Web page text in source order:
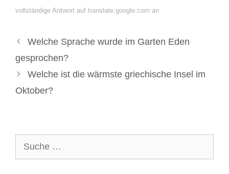
vollständige Antwort auf translate.google.com an
Welche Sprache wurde im Garten Eden
gesprochen?
Welche ist die wärmste griechische Insel im
Oktober?
nach: